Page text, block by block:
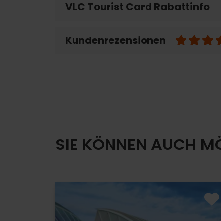
VLC Tourist Card Rabattinfo
Kundenrezensionen
SIE KÖNNEN AUCH